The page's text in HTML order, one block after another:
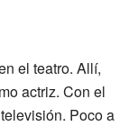
el teatro. Allí,
actriz. Con el
Poco a